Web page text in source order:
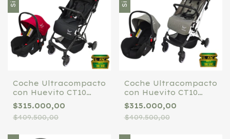
Coche Ultracompacto
con Huevito CT10
TinoKids bordo
$315.000,00
$409.500,00
Coche Ultracompacto
con Huevito CT10
TinoKids gris caño
blanco
$315.000,00
$409.500,00